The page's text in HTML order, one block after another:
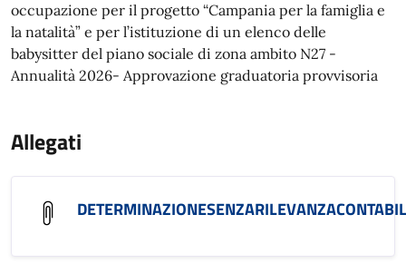
occupazione per il progetto “Campania per la famiglia e
la natalità” e per l’istituzione di un elenco delle
babysitter del piano sociale di zona ambito N27 -
Annualità 2026- Approvazione graduatoria provvisoria
Allegati